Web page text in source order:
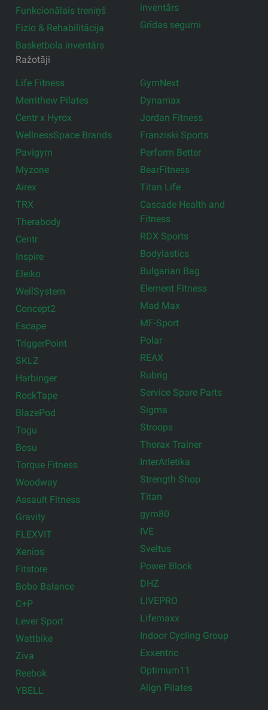
Funkcionālais treniņš
Fizio & Rehabilitācija
Basketbola inventārs
inventārs
Grīdas segumi
Ražotāji
Life Fitness
Merrithew Pilates
Centr x Hyrox
WellnessSpace Brands
Pavigym
Myzone
Airex
TRX
Therabody
Centr
Inspire
Eleiko
WellSystem
Concept2
Escape
TriggerPoint
SKLZ
Harbinger
RockTape
BlazePod
Togu
Bosu
Torque Fitness
Woodway
Assault Fitness
Gravity
FLEXVIT
Xenios
Fitstore
Bobo Balance
C+P
Lever Sport
Wattbike
Ziva
Reebok
YBELL
GymNext
Dynamax
Jordan Fitness
Franziski Sports
Perform Better
BearFitness
Titan Life
Cascade Health and
Fitness
RDX Sports
Bodylastics
Bulgarian Bag
Element Fitness
Mad Max
MF-Sport
Polar
REAX
Rubrig
Service Spare Parts
Sigma
Stroops
Thorax Trainer
InterAtletika
Strength Shop
Titan
gym80
IVE
Sveltus
Power Block
DHZ
LIVEPRO
Lifemaxx
Indoor Cycling Group
Exxentric
Optimum11
Align Pilates